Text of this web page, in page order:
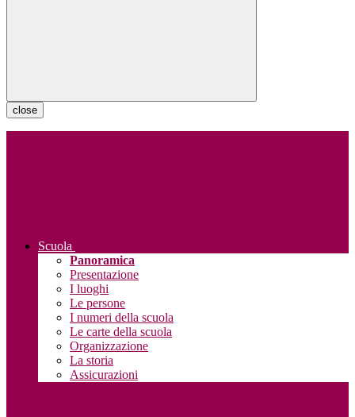
close
Scuola
Panoramica
Presentazione
I luoghi
Le persone
I numeri della scuola
Le carte della scuola
Organizzazione
La storia
Assicurazioni